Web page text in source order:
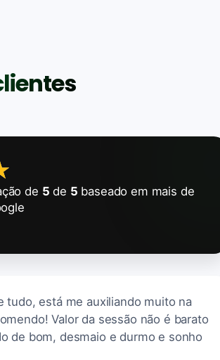
de 5 de 5 baseado em mais de
tudo, está me auxiliando muito na
Valor da sessão não é barato
de bom, desmaio e durmo e sonho